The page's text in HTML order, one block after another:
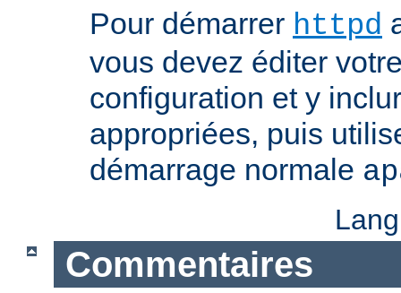
Pour démarrer httpd
vous devez éditer
configuration et y
appropriées, puis
démarrage normale
Commentaires